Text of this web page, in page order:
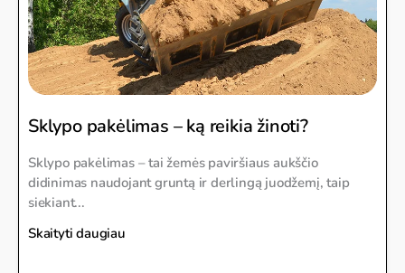
Sklypo pakėlimas – ką reikia žinoti?
Sklypo pakėlimas – tai žemės paviršiaus aukščio
didinimas naudojant gruntą ir derlingą juodžemį, taip
siekiant...
Skaityti daugiau